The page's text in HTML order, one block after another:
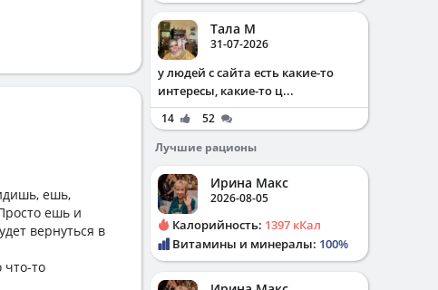
ешь,
ешь и
вернуться в
что-то
Тала М
31-07-2026
у людей с сайта есть какие-то
интересы, какие-то ц...
14
52
Лучшие рационы
Ирина Макс
2026-08-05
Калорийность: 1397 кКал
Витамины и минералы: 100%